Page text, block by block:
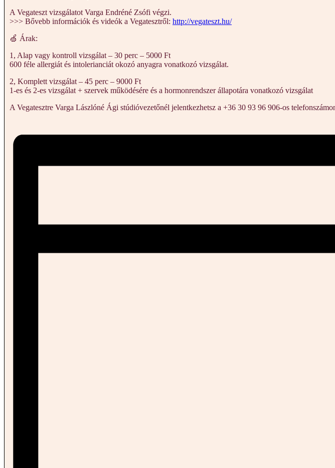
A Vegateszt vizsgálatot Varga Endréné Zsófi végzi.
>>> Bővebb információk és videók a Vegatesztről: http://vegateszt.hu/
🍏 Árak:
1, Alap vagy kontroll vizsgálat – 30 perc – 5000 Ft
600 féle allergiát és intolerianciát okozó anyagra vonatkozó vizsgálat.
2, Komplett vizsgálat – 45 perc – 9000 Ft
1-es és 2-es vizsgálat + szervek működésére és a hormonrendszer állapotára vonatkozó vizsgálat
A Vegatesztre Varga Lászlóné Ági stúdióvezetőnél jelentkezhetsz a +36 30 93 96 906-os